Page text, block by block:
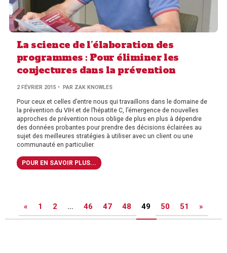
La science de l’élaboration des
programmes : Pour éliminer les
conjectures dans la prévention
2 FÉVRIER 2015 • PAR ZAK KNOWLES
Pour ceux et celles d’entre nous qui travaillons dans le domaine de
la prévention du VIH et de l’hépatite C, l’émergence de nouvelles
approches de prévention nous oblige de plus en plus à dépendre
des données probantes pour prendre des décisions éclairées au
sujet des meilleures stratégies à utiliser avec un client ou une
communauté en particulier.
POUR EN SAVOIR PLUS...
Posts
pagination
« 1 2 … 46 47 48 49 50 51 »